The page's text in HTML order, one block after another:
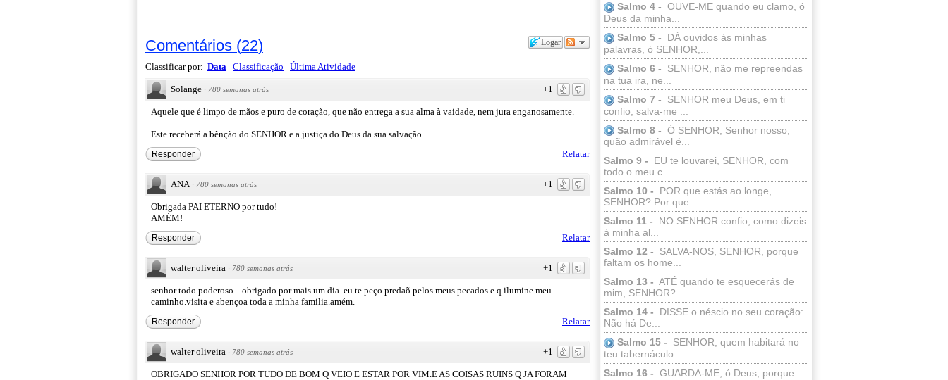
Salmo 4 - OUVE-ME quando eu clamo, ó
Deus da minha...
Salmo 5 -
DÁ ouvidos às minhas
palavras, ó SENHOR,...
Salmo 6 -
SENHOR, não me repreendas
na tua ira, ne...
Salmo 7 -
SENHOR meu Deus, em ti
confio; salva-me ...
Salmo 8 - Ó SENHOR, Senhor nosso,
quão admirável é...
Salmo 9 -
EU te louvarei, SENHOR, com
todo o meu c...
Salmo 10 -
POR que estás ao longe,
SENHOR? Por que ...
Salmo 11 -
NO SENHOR confio; como dizeis
à minha al...
Salmo 12 -
SALVA-NOS, SENHOR, porque
faltam os home...
Salmo 13 - ATÉ quando te esquecerás de
mim, SENHOR?...
Salmo 14 -
DISSE o néscio no seu coração:
Não há De...
Salmo 15 -
SENHOR, quem habitará no
teu tabernáculo...
Salmo 16 - GUARDA-ME, ó Deus, porque
Logar
Comentários (22)
Classificar por: Data Classificação Última Atividade
+1
Solange · 780 semanas atrás
Aquele que é limpo de mãos e puro de coração, que não entrega a sua alma à vaidade, nem jura enganosamente.
Este receberá a bênção do SENHOR e a justiça do Deus da sua salvação.
Relatar
Responder
+1
ANA · 780 semanas atrás
Obrigada PAI ETERNO por tudo!
AMÉM!
Relatar
Responder
+1
walter oliveira · 780 semanas atrás
senhor todo poderoso... obrigado por mais um dia .eu te peço predaõ pelos meus pecados e q ilumine meu
caminho.visita e abençoa toda a minha familia.amém.
Relatar
Responder
+1
walter oliveira · 780 semanas atrás
OBRIGADO SENHOR POR TUDO DE BOM Q VEIO E ESTAR POR VIM.E AS COISAS RUINS Q JA FORAM